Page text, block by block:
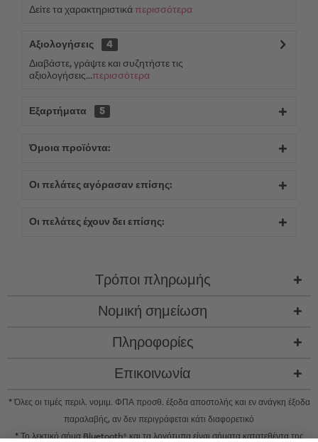
Δείτε τα χαρακτηριστικά περισσότερα
Αξιολογήσεις
4
Διαβάστε, γράψτε και συζητήστε τις
αξιολογήσεις...περισσότερα
Εξαρτήματα 5
Όμοια προϊόντα:
Οι πελάτες αγόρασαν επίσης:
Οι πελάτες έχουν δει επίσης:
Τρόποι πληρωμής
Νομική σημείωση
Πληροφορίες
Επικοινωνία
* Όλες οι τιμές περιλ. νομιμ. ΦΠΑ προσθ. έξοδα αποστολής και εν ανάγκη έξοδα
παραλαβής, αν δεν περιγράφεται κάτι διαφορετικό
* Το λεκτικό σήμα Bluetooth® και τα λογότυπα είναι σήματα κατατεθέντα της